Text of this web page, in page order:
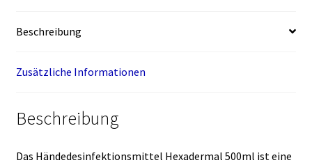
Beschreibung
Zusätzliche Informationen
Beschreibung
Das Händedesinfektionsmittel Hexadermal 500ml ist eine